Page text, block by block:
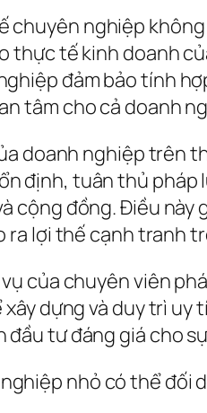
chuyên nghiệp
thực tế kinh doanh
đảm bảo tính
tâm cho cả doanh
doanh nghiệp trên
định, tuân thủ
cộng đồng. Điều
ra lợi thế cạnh tranh
của chuyên viên
dựng và duy trì
tư đáng giá cho
nhỏ có thể đối